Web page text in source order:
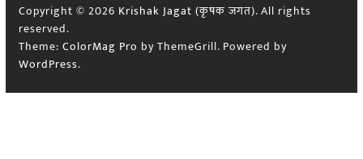
Copyright © 2026 Krishak Jagat (कृषक जगत). All rights
reserved.
Theme: ColorMag Pro by ThemeGrill. Powered by
WordPress.